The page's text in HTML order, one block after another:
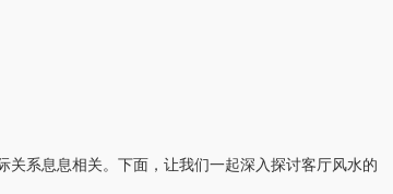
系息息相关。下面，让我们一起深入探讨客厅风水的